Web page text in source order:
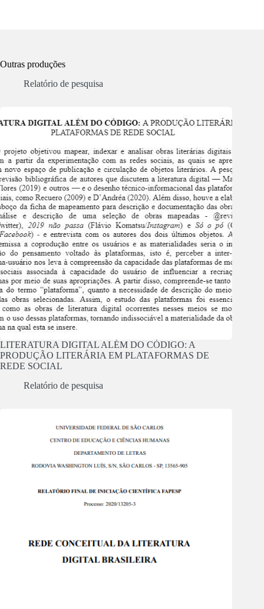
Outras produções
Relatório de pesquisa
LITERATURA DIGITAL ALÉM DO CÓDIGO: A
PRODUÇÃO LITERÁRIA EM PLATAFORMAS DE
REDE SOCIAL
Relatório de pesquisa